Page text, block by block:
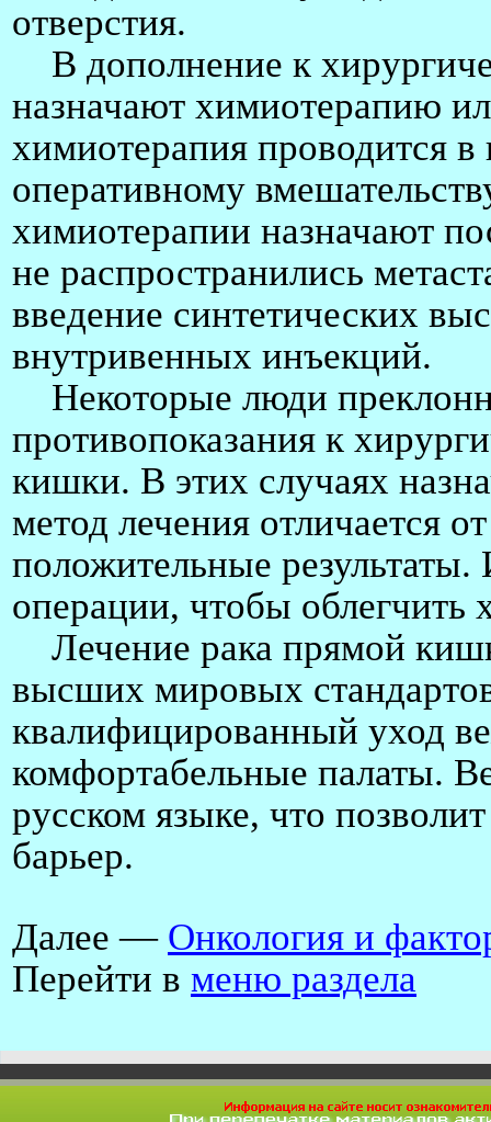
отверстия.
В дополнение к
назначают химиотерапию
химиотерапия проводится
оперативному
химиотерапии назначают
не распространились
введение синтетических
внутривенных инъекций.
Некоторые люди
противопоказания к
кишки. В этих случаях
метод лечения отличается
положительные
операции, чтобы облегчить
Лечение рака прямой
высших мировых
квалифицированный уход
комфортабельные палаты.
русском языке, что
барьер.
Далее — Онкология и
Перейти в меню раздела